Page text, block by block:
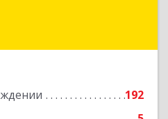
192
край, Красноярск г, им